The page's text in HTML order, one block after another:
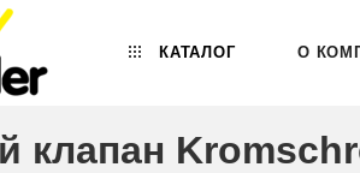
КАТАЛОГ О
клапан